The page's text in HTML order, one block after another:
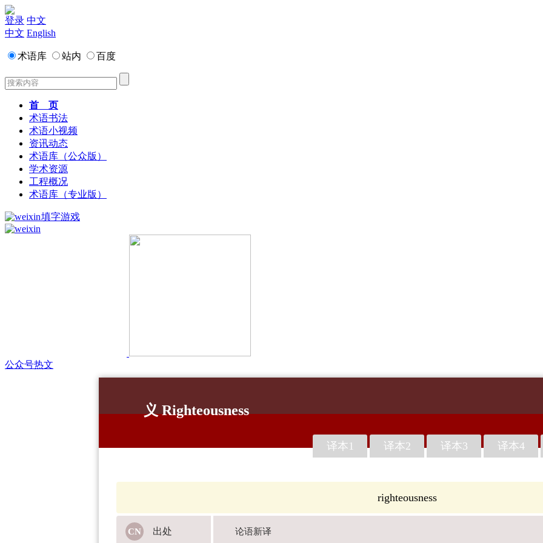
登录 中文
中文 English
术语库 站内 百度
首 页
术语书法
术语小视频
资讯动态
术语库（公众版）
学术资源
工程概况
术语库（专业版）
填字游戏
公众号热文
义 Righteousness
译本1 译本2 译本3 译本4
righteousness
出处 论语新译